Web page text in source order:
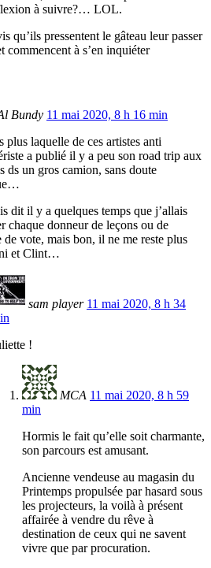
à suivre?… LOL.
qu’ils pressentent le gâteau leur passer
commencent à s’en inquiéter
Bundy 11 mai 2020, 8 h 16 min
plus laquelle de ces artistes anti
a publié il y a peu son road trip aux
ds un gros camion, sans doute
dit il y a quelques temps que j’allais
chaque donneur de leçons ou de
de vote, mais bon, il ne me reste plus
et Clint…
sam player 11 mai 2020, 8 h 34
!
MCA 11 mai 2020, 8 h 59
min
Hormis le fait qu’elle soit charmante,
son parcours est amusant.
Ancienne vendeuse au magasin du
Printemps propulsée par hasard sous
les projecteurs, la voilà à présent
affairée à vendre du rêve à
destination de ceux qui ne savent
vivre que par procuration.